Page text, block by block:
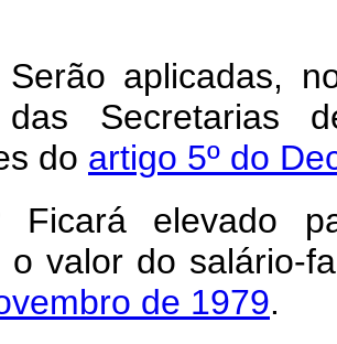
aplicadas,
das Secretarias
do artigo 5º do
Ficará elevado
o valor do salário-
de 1979.